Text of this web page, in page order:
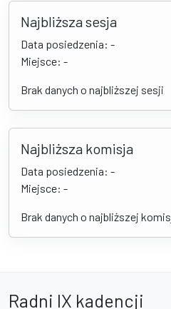
Najbliższa sesja
Data posiedzenia: -
Miejsce: -
Brak danych o najbliższej sesji
Najbliższa komisja
Data posiedzenia: -
Miejsce: -
Brak danych o najbliższej
Radni IX kadencji